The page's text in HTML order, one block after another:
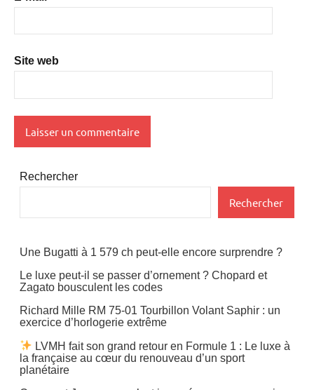
Site web
Rechercher
Rechercher
Une Bugatti à 1 579 ch peut-elle encore surprendre ?
Le luxe peut-il se passer d’ornement ? Chopard et
Zagato bousculent les codes
Richard Mille RM 75-01 Tourbillon Volant Saphir : un
exercice d’horlogerie extrême
LVMH fait son grand retour en Formule 1 : Le luxe à
la française au cœur du renouveau d’un sport
planétaire